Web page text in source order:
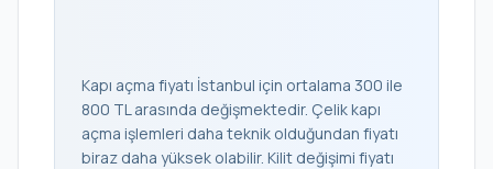
Kapı açma fiyatı İstanbul için ortalama 300 ile
800 TL arasında değişmektedir. Çelik kapı
açma işlemleri daha teknik olduğundan fiyatı
biraz daha yüksek olabilir. Kilit değişimi fiyatı